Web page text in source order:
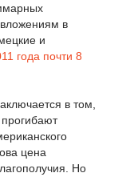
в
и
года почти 8
в том,
цена
Но